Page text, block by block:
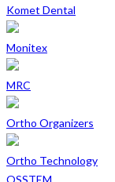
Komet Dental
Monitex
MRC
Ortho Organizers
Ortho Technology
OSSTEM